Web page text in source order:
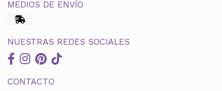
MEDIOS DE ENVÍO
NUESTRAS REDES SOCIALES
CONTACTO